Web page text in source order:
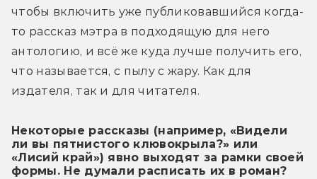
чтобы включить уже публиковавшийся когда-
то рассказ мэтра в подходящую для него
антологию, и всё же куда лучше получить его,
что называется, с пылу с жару. Как для
издателя, так и для читателя.
Некоторые рассказы (например, «Видели
ли вы пятнистого клювокрыла?» или
«Лисий край») явно выходят за рамки своей
формы. Не думали расписать их в роман?